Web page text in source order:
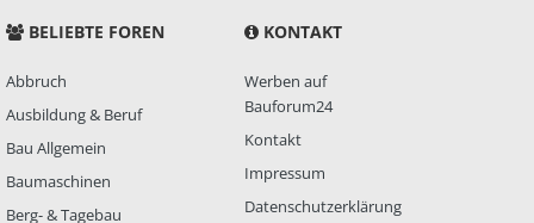
BELIEBTE FOREN
Abbruch
Ausbildung & Beruf
Bau Allgemein
Baumaschinen
Berg- & Tagebau
KONTAKT
Werben auf
Bauforum24
Kontakt
Impressum
Datenschutzerklärung